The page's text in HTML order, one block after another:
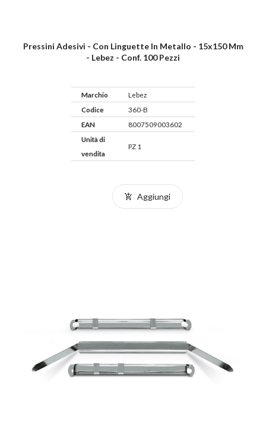
Pressini Adesivi - Con Linguette In Metallo - 15x150 Mm
- Lebez - Conf. 100 Pezzi
Marchio
Lebez
Codice
360-B
EAN
8007509003602
Unità di
vendita
PZ 1
Aggiungi